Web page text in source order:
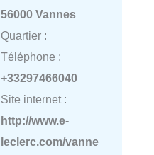
56000 Vannes
Quartier :
Téléphone :
+33297466040
Site internet :
http://www.e-
leclerc.com/vanne